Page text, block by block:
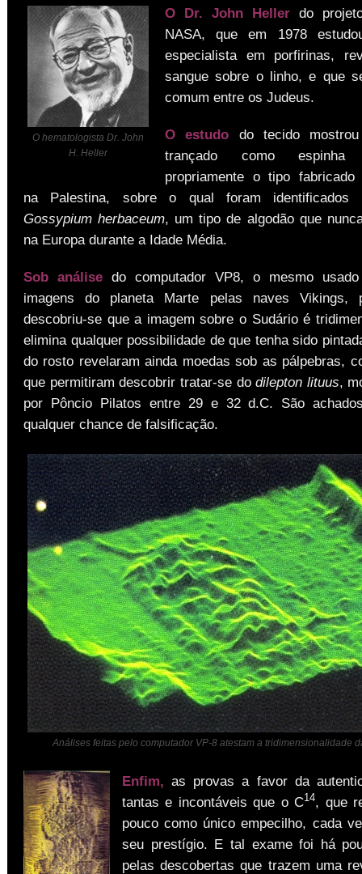
O hematologista Dr. John
H. Heller
O Dr. John Heller do
NASA, que em 1978
especialista em porfirinas,
sangue sobre o linho, e que
comum entre os Judeus.
O estudo
do tecido
trançado como
propriamente o tipo fabricado
na Palestina, sobre o qual foram identificados
Gossypium herbaceum, um tipo de algodão que
na Europa durante a Idade Média.
Sob análise do computador VP8, o mesmo
imagens do planeta Marte pelas naves Vikings,
descobriu-se que a imagem sobre o Sudário é
elimina qualquer possibilidade de que tenha sido
do rosto revelaram ainda moedas sob as pálpebras,
que permitiram descobrir tratar-se dodilepton lituus,
por Pôncio Pilatos entre 29 e 32 d.C. São
qualquer chance de falsificação.
Análises feitas pelo computador VP-8 atestam a tridimensionalidade
Enfim, as provas a favor da
tantas e incontáveis que o C14, que
pouco como único empecilho, cada
seu prestígio. E tal exame foi há
pelas descobertas que trazem uma